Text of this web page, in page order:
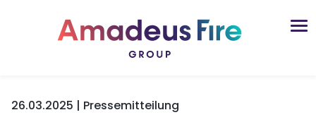
26.03.2025 | Pressemitteilung